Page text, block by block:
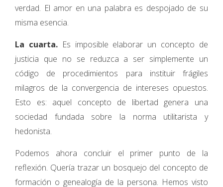
verdad. El amor en una palabra es despojado de su
misma esencia.
La cuarta.Es imposible elaborar un concepto de
justicia que no se reduzca a ser simplemente un
código de procedimientos para instituir frágiles
milagros de la convergencia de intereses opuestos.
Esto es: aquel concepto de libertad genera una
sociedad fundada sobre la norma utilitarista y
hedonista.
Podemos ahora concluir el primer punto de la
reflexión. Quería trazar un bosquejo del concepto de
formación o genealogía de la persona. Hemos visto